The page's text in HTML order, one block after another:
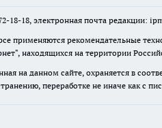
18-18, электронная почта редакции:
применяются рекомендательные
находящихся на территории
на данном сайте, охраняется в
переработке не иначе как с